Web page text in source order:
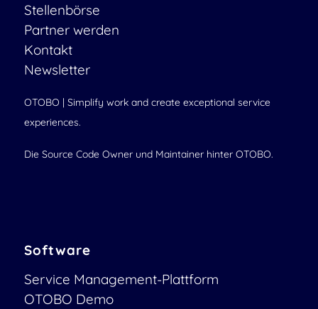
Stellenbörse
Partner werden
Kontakt
Newsletter
OTOBO | Simplify work and create exceptional service
experiences.
Die Source Code Owner und Maintainer hinter OTOBO.
Software
Service Management-Plattform
OTOBO Demo